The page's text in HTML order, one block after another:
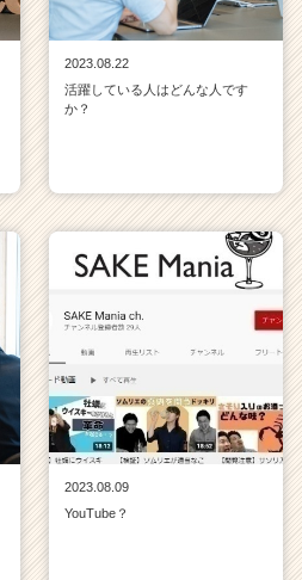
2023.08.22
活躍している人はどんな人です
か？
2023.08.09
YouTube？